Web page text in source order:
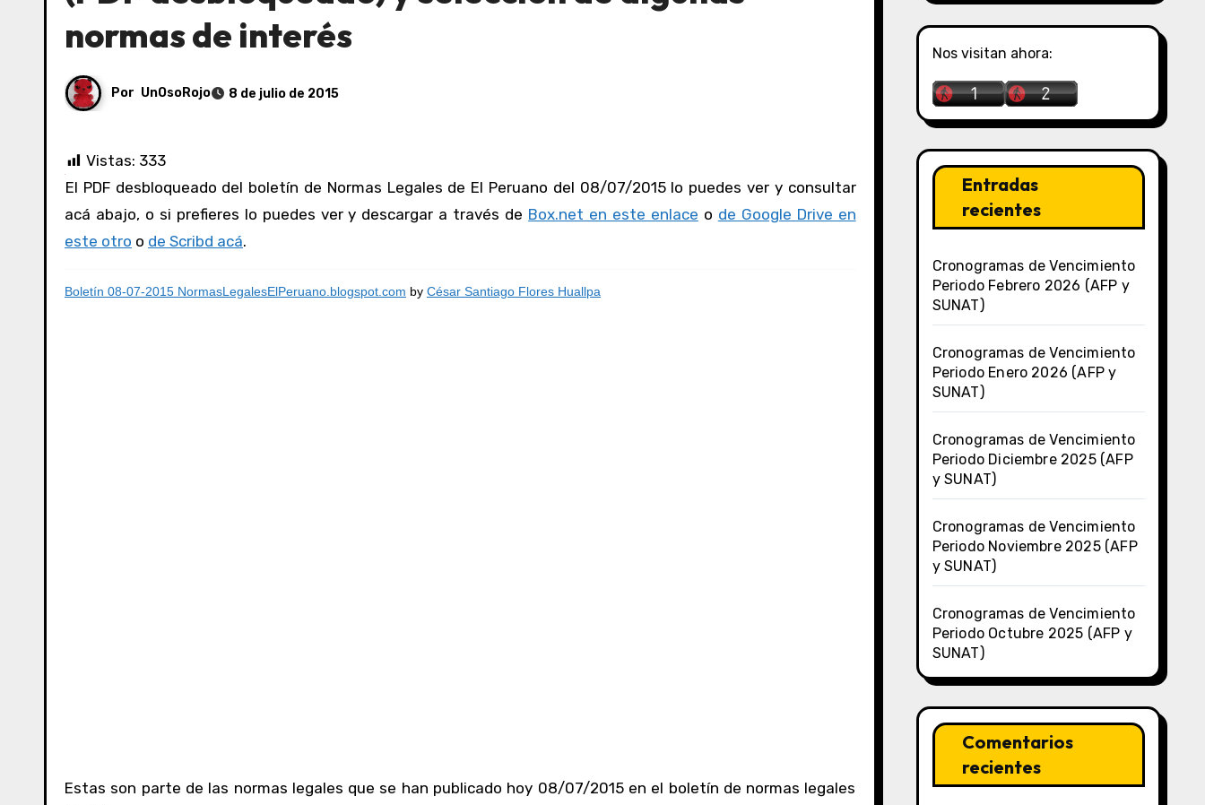
normas de interés
Por UnOsoRojo 8 de julio de 2015
Vistas: 333
El PDF desbloqueado del boletín de Normas Legales de El Peruano del 08/07/2015 lo puedes ver y consultar
acá abajo, o si prefieres lo puedes ver y descargar a través de Box.net en este enlace o de Google Drive en
este otro o de Scribd acá.
Boletín 08-07-2015 NormasLegalesElPeruano.blogspot.com by César Santiago Flores Huallpa
Estas son parte de las normas legales que se han publicado hoy 08/07/2015 en el boletín de normas legales
Nos visitan ahora:
Entradas
recientes
Cronogramas de Vencimiento
Periodo Febrero 2026 (AFP y
SUNAT)
Cronogramas de Vencimiento
Periodo Enero 2026 (AFP y
SUNAT)
Cronogramas de Vencimiento
Periodo Diciembre 2025 (AFP
y SUNAT)
Cronogramas de Vencimiento
Periodo Noviembre 2025 (AFP
y SUNAT)
Cronogramas de Vencimiento
Periodo Octubre 2025 (AFP y
SUNAT)
Comentarios
recientes